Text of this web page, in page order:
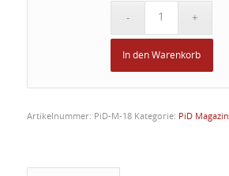
In den Warenkorb
Artikelnummer: PiD-M-18 Kategorie: PiD Magazin